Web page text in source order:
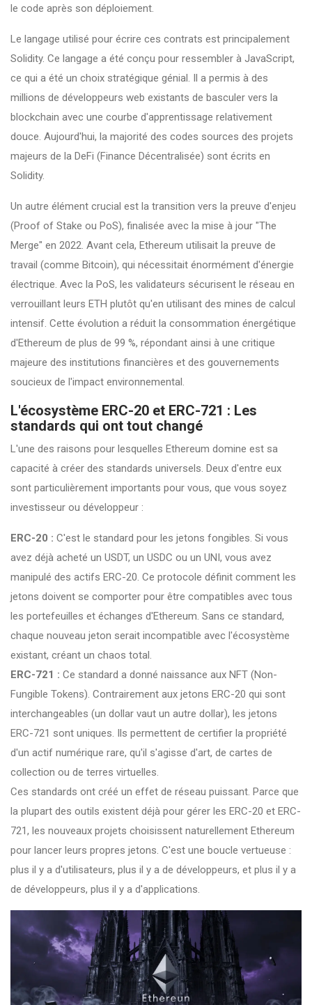
le code après son déploiement.
Le langage utilisé pour écrire ces contrats est principalement
Solidity. Ce langage a été conçu pour ressembler à JavaScript,
ce qui a été un choix stratégique génial. Il a permis à des
millions de développeurs web existants de basculer vers la
blockchain avec une courbe d'apprentissage relativement
douce. Aujourd'hui, la majorité des codes sources des projets
majeurs de la DeFi (Finance Décentralisée) sont écrits en
Solidity.
Un autre élément crucial est la transition vers la preuve d'enjeu
(Proof of Stake ou PoS), finalisée avec la mise à jour "The
Merge" en 2022. Avant cela, Ethereum utilisait la preuve de
travail (comme Bitcoin), qui nécessitait énormément d'énergie
électrique. Avec la PoS, les validateurs sécurisent le réseau en
verrouillant leurs ETH plutôt qu'en utilisant des mines de calcul
intensif. Cette évolution a réduit la consommation énergétique
d'Ethereum de plus de 99 %, répondant ainsi à une critique
majeure des institutions financières et des gouvernements
soucieux de l'impact environnemental.
L'écosystème ERC-20 et ERC-721 : Les
standards qui ont tout changé
L'une des raisons pour lesquelles Ethereum domine est sa
capacité à créer des standards universels. Deux d'entre eux
sont particulièrement importants pour vous, que vous soyez
investisseur ou développeur :
ERC-20 : C'est le standard pour les jetons fongibles. Si vous
avez déjà acheté un USDT, un USDC ou un UNI, vous avez
manipulé des actifs ERC-20. Ce protocole définit comment les
jetons doivent se comporter pour être compatibles avec tous
les portefeuilles et échanges d'Ethereum. Sans ce standard,
chaque nouveau jeton serait incompatible avec l'écosystème
existant, créant un chaos total.
ERC-721 : Ce standard a donné naissance aux NFT (Non-
Fungible Tokens). Contrairement aux jetons ERC-20 qui sont
interchangeables (un dollar vaut un autre dollar), les jetons
ERC-721 sont uniques. Ils permettent de certifier la propriété
d'un actif numérique rare, qu'il s'agisse d'art, de cartes de
collection ou de terres virtuelles.
Ces standards ont créé un effet de réseau puissant. Parce que
la plupart des outils existent déjà pour gérer les ERC-20 et ERC-
721, les nouveaux projets choisissent naturellement Ethereum
pour lancer leurs propres jetons. C'est une boucle vertueuse :
plus il y a d'utilisateurs, plus il y a de développeurs, et plus il y a
de développeurs, plus il y a d'applications.